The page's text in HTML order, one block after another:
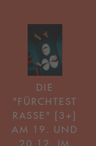
DIE
"FÜRCHTEST
RASSE" [3+] A
M 19. UND 2